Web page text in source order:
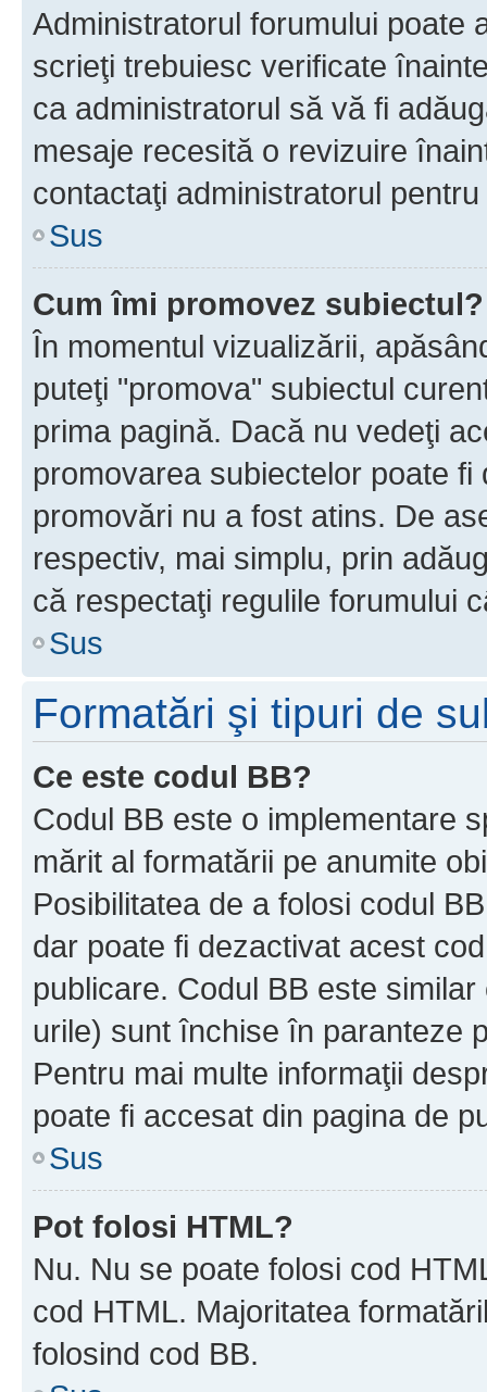
Administratorul forumului poate
scrieţi trebuiesc verificate
ca administratorul să vă fi
mesaje recesită o revizuire
contactaţi administratorul
Sus
Cum îmi promovez subiectul?
În momentul vizualizării,
puteţi "promova" subiectul
prima pagină. Dacă nu vedeţi
promovarea subiectelor poate
promovări nu a fost atins. De
respectiv, mai simplu, prin
că respectaţi regulile forumului
Sus
Formatări şi tipuri de
Ce este codul BB?
Codul BB este o implementare
mărit al formatării pe anumite
Posibilitatea de a folosi codul
dar poate fi dezactivat acest
publicare. Codul BB este
urile) sunt închise în paranteze
Pentru mai multe informaţii
poate fi accesat din pagina de
Sus
Pot folosi HTML?
Nu. Nu se poate folosi cod
cod HTML. Majoritatea
folosind cod BB.